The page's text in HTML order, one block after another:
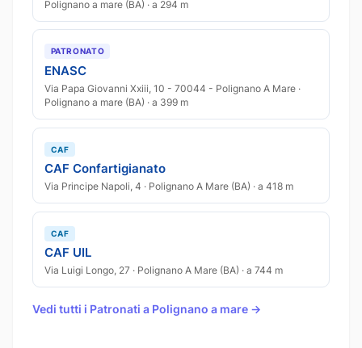
Polignano a mare (BA) · a 294 m
PATRONATO
ENASC
Via Papa Giovanni Xxiii, 10 - 70044 - Polignano A Mare ·
Polignano a mare (BA) · a 399 m
CAF
CAF Confartigianato
Via Principe Napoli, 4 · Polignano A Mare (BA) · a 418 m
CAF
CAF UIL
Via Luigi Longo, 27 · Polignano A Mare (BA) · a 744 m
Vedi tutti i Patronati a Polignano a mare →